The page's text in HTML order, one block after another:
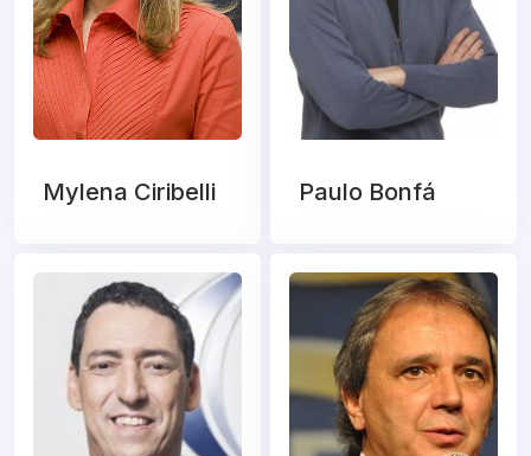
Mylena Ciribelli Paulo Bonfá